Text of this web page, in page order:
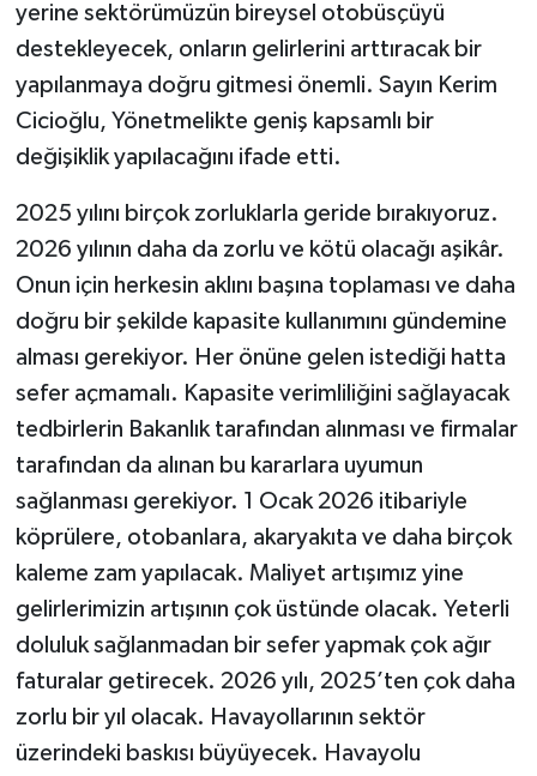
yerine sektörümüzün bireysel otobüsçüyü
destekleyecek, onların gelirlerini arttıracak bir
yapılanmaya doğru gitmesi önemli. Sayın Kerim
Cicioğlu, Yönetmelikte geniş kapsamlı bir
değişiklik yapılacağını ifade etti.
2025 yılını birçok zorluklarla geride bırakıyoruz.
2026 yılının daha da zorlu ve kötü olacağı aşikâr.
Onun için herkesin aklını başına toplaması ve daha
doğru bir şekilde kapasite kullanımını gündemine
alması gerekiyor. Her önüne gelen istediği hatta
sefer açmamalı. Kapasite verimliliğini sağlayacak
tedbirlerin Bakanlık tarafından alınması ve firmalar
tarafından da alınan bu kararlara uyumun
sağlanması gerekiyor. 1 Ocak 2026 itibariyle
köprülere, otobanlara, akaryakıta ve daha birçok
kaleme zam yapılacak. Maliyet artışımız yine
gelirlerimizin artışının çok üstünde olacak. Yeterli
doluluk sağlanmadan bir sefer yapmak çok ağır
faturalar getirecek. 2026 yılı, 2025’ten çok daha
zorlu bir yıl olacak. Havayollarının sektör
üzerindeki baskısı büyüyecek. Havayolu